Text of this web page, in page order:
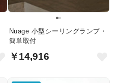
Nuage 小型シーリングランプ・
簡単取付
￥14,916